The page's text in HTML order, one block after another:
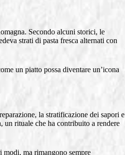
Secondo alcuni storici, le
strati di pasta fresca alternati con
un piatto possa diventare un’icona
la stratificazione dei sapori e
un rituale che ha contribuito a rendere
modi, ma rimangono sempre